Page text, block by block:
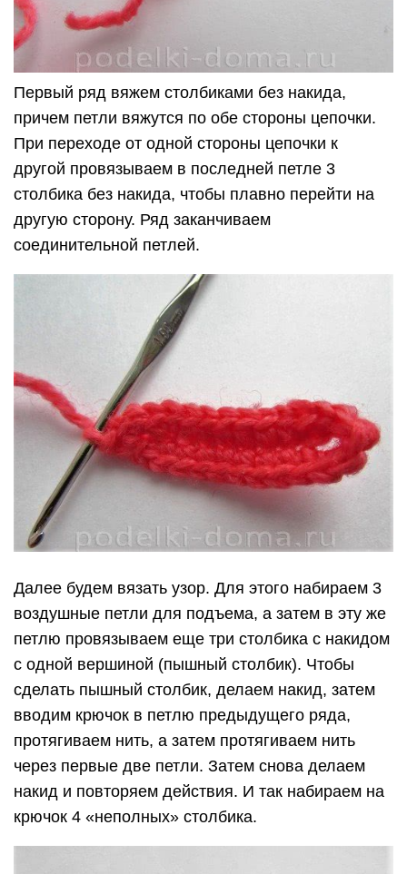
Первый ряд вяжем столбиками без накида,
причем петли вяжутся по обе стороны цепочки.
При переходе от одной стороны цепочки к
другой провязываем в последней петле 3
столбика без накида, чтобы плавно перейти на
другую сторону. Ряд заканчиваем
соединительной петлей.
Далее будем вязать узор. Для этого набираем 3
воздушные петли для подъема, а затем в эту же
петлю провязываем еще три столбика с накидом
с одной вершиной (пышный столбик). Чтобы
сделать пышный столбик, делаем накид, затем
вводим крючок в петлю предыдущего ряда,
протягиваем нить, а затем протягиваем нить
через первые две петли. Затем снова делаем
накид и повторяем действия. И так набираем на
крючок 4 «неполных» столбика.